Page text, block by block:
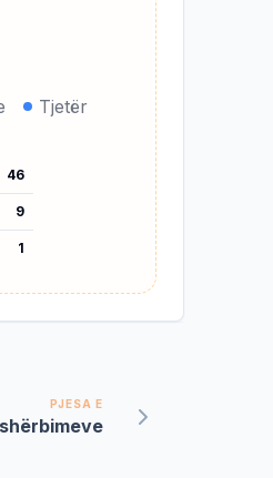
Tjetër
46
9
1
PJESA E